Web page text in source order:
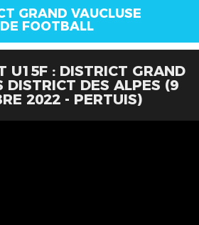
GRAND VAUCLUSE
DE FOOTBALL
U15F : DISTRICT GRAND
DISTRICT DES ALPES (9
2022 - PERTUIS)